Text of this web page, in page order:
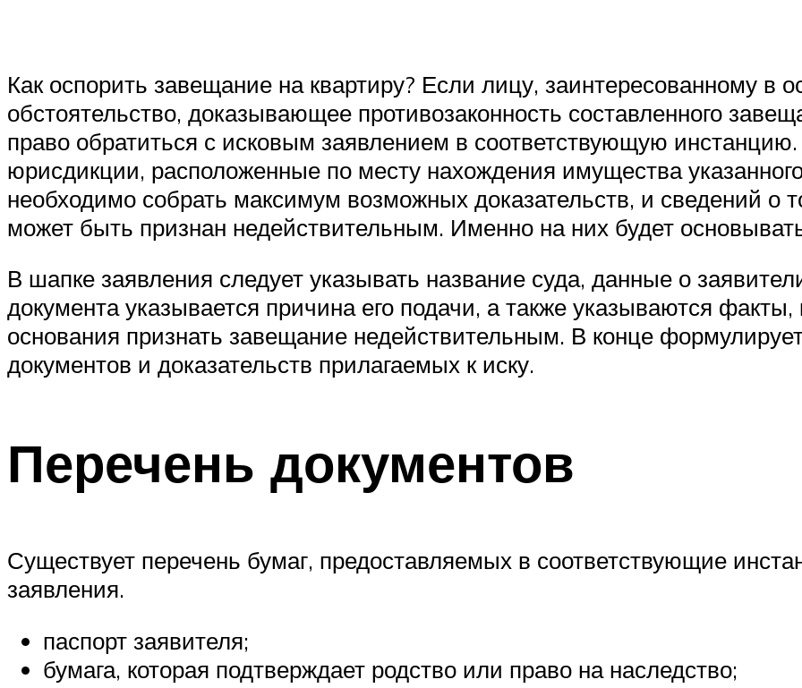
Как оспорить завещание на квартиру? Если лицу, заинтересованному в
обстоятельство, доказывающее противозаконность составленного
право обратиться с исковым заявлением в соответствующую
юрисдикции, расположенные по месту нахождения имущества
необходимо собрать максимум возможных доказательств, и сведений о
может быть признан недействительным. Именно на них будет
В шапке заявления следует указывать название суда, данные о
документа указывается причина его подачи, а также указываются
основания признать завещание недействительным. В конце
документов и доказательств прилагаемых к иску.
Перечень документов
Существует перечень бумаг, предоставляемых в соответствующие
заявления.
паспорт заявителя;
бумага, которая подтверждает родство или право на наследство;